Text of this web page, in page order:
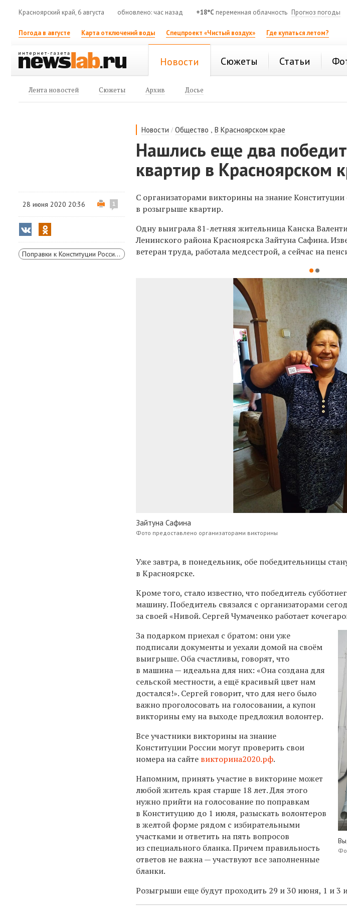
Красноярский край, 6 августа обновлено: час назад +18°C переменная облачность Прогноз погоды
Погода в августе Карта отключений воды Спецпроект «Чистый воздух» Где купаться летом?
Новости Сюжеты Статьи
Лента новостей Сюжеты Архив Досье
Новости /Общество ,В Красноярском крае
Нашлись еще два
квартир в Красноярском
28 июня 2020 20:36 1
Поправки к Конституции России 2020 года
С организаторами викторины на знание
в розыгрыше квартир.
Одну выиграла 81-летняя жительница Канска
Ленинского района Красноярска Зайтуна Сафина.
ветеран труда, работала медсестрой, а сейчас на
Зайтуна Сафина
Фото предоставлено организаторами викторины
Уже завтра, в понедельник, обе победительницы
в Красноярске.
Кроме того, стало известно, что победитель
машину. Победитель связался с организаторами
за своей «Нивой. Сергей Чумаченко работает
За подарком приехал с братом: они уже
подписали документы и уехали домой на своём
выигрыше. Оба счастливы, говорят, что
в машина — идеальна для них: «Она создана для
сельской местности, а ещё красивый цвет нам
достался!». Сергей говорит, что для него было
важно проголосовать на голосовании, а купон
викторины ему на выходе предложил волонтер.
Все участники викторины на знание
Конституции России могут проверить свои
номера на сайте викторина2020.рф.
Напомним, принять участие в викторине может
любой житель края старше 18 лет. Для этого
нужно прийти на голосование по поправкам
в Конституцию до 1 июля, разыскать волонтеров
в желтой форме рядом с избирательными
участками и ответить на пять вопросов
из специального бланка. Причем правильность
ответов не важна — участвуют все заполненные
бланки.
Розыгрыши еще будут проходить 29 и 30 июня, 1 и 3